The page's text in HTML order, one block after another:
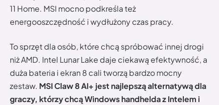
11 Home. MSI mocno podkreśla też
energooszczędność i wydłużony czas pracy.
To sprzęt dla osób, które chcą spróbować innej drogi
niż AMD. Intel Lunar Lake daje ciekawą efektywność, a
duża bateria i ekran 8 cali tworzą bardzo mocny
zestaw. MSI Claw 8 AI+ jest najlepszą alternatywą dla
graczy, którzy chcą Windows handhelda z Intelem i